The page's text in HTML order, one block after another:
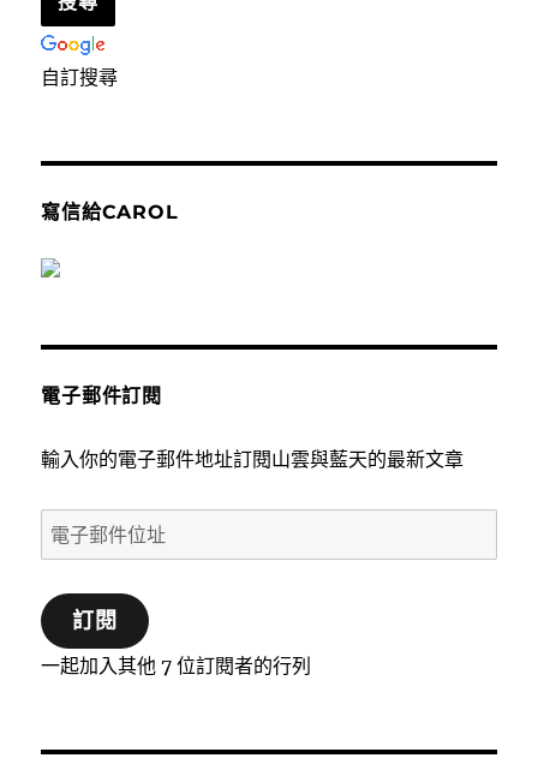
自訂搜尋
寫信給CAROL
電子郵件訂閱
輸入你的電子郵件地址訂閱山雲與藍天的最新文章
電
子
郵
件
位
訂閱
一起加入其他 7 位訂閱者的行列